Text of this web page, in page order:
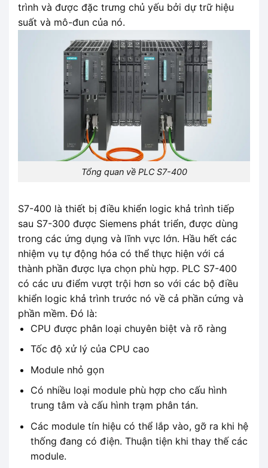
trình và được đặc trưng chủ yếu bởi dự trữ hiệu
suất và mô-đun của nó.
Tổng quan về PLC S7-400
S7-400 là thiết bị điều khiển logic khả trình tiếp
sau S7-300 được Siemens phát triển, được dùng
trong các ứng dụng và lĩnh vực lớn. Hầu hết các
nhiệm vụ tự động hóa có thể thực hiện với cá
thành phần được lựa chọn phù hợp. PLC S7-400
có các ưu điểm vượt trội hơn so với các bộ điều
khiển logic khả trình trước nó về cả phần cứng và
phần mềm. Đó là:
CPU được phân loại chuyên biệt và rõ ràng
Tốc độ xử lý của CPU cao
Module nhỏ gọn
Có nhiều loại module phù hợp cho cấu hình
trung tâm và cấu hình trạm phân tán.
Các module tín hiệu có thể lắp vào, gỡ ra khi hệ
thống đang có điện. Thuận tiện khi thay thế các
module.